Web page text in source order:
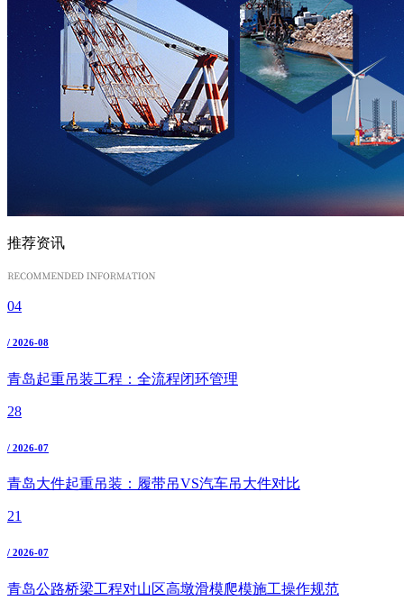
推荐资讯
04
/ 2026-08
青岛起重吊装工程：全流程闭环管理
28
/ 2026-07
青岛大件起重吊装：履带吊VS汽车吊大件对比
21
/ 2026-07
青岛公路桥梁工程对山区高墩滑模爬模施工操作规范